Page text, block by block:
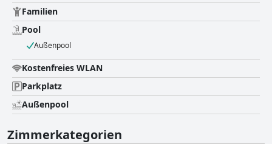
Familien
Pool
Außenpool
Kostenfreies WLAN
Parkplatz
Außenpool
Zimmerkategorien